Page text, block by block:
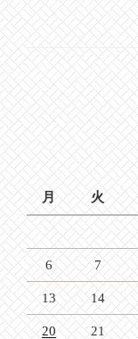
投
稿
の
ペ
ー
ジ
送
り
月
火
6 7
13 14
20 21